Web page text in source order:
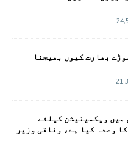
بھارت کیوں بھیجنا
میں ویکسینیشن کیلئے
کا وعدہ کیا ہے، وفاقی وزیر